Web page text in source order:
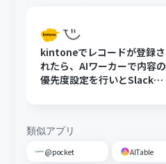
kintoneでレコードが登録さ
れたら、AIワーカーで内容の
優先度設定を行いとSlackで
類似アプリ
@pocket AITable